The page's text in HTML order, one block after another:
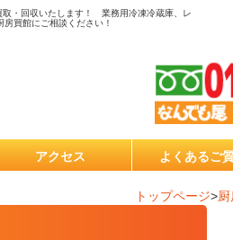
・回収いたします！ 業務用冷凍冷蔵庫、レ
買館にご相談ください！
アクセス よくあるご
トップページ>